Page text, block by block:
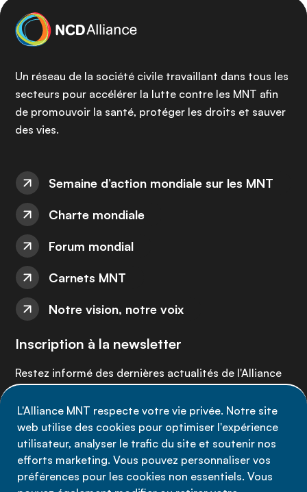
L'Alliance MNT respecte votre vie privée. Notre site
web utilise des cookies pour optimiser l'expérience
utilisateur, analyser le trafic du site et soutenir nos
efforts marketing. Vous pouvez personnaliser vos
préférences pour les cookies non essentiels. Vous
Un réseau de la société civile travaillant dans tous les
secteurs pour accélérer la lutte contre les MNT afin
de promouvoir la santé, protéger les droits et sauver
des vies.
Semaine d’action mondiale sur les MNT
Charte mondiale
Forum mondial
Carnets MNT
Notre vision, notre voix
Inscription à la newsletter
Restez informé des dernières actualités de l'Alliance
Inscrivez-vous maintenant